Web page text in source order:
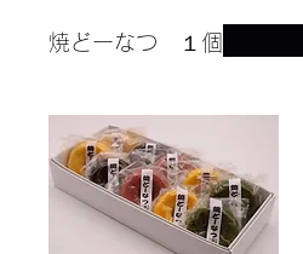
焼どーなつ １個